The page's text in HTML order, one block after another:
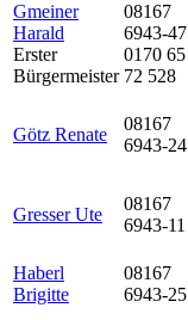
Gmeiner
Harald
Erster
Bürgermeister
08167
6943-47
0170 65
72 528
Götz Renate
08167
6943-24
Gresser Ute
08167
6943-11
Haberl
Brigitte
08167
6943-25